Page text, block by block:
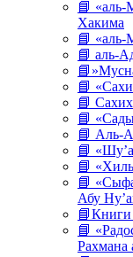
📘 «аль-
Хакима
📘
📘 аль-
📘
📘
📘
📘 Аль-
📘
📘
📘
Абу
📘
Рахмана